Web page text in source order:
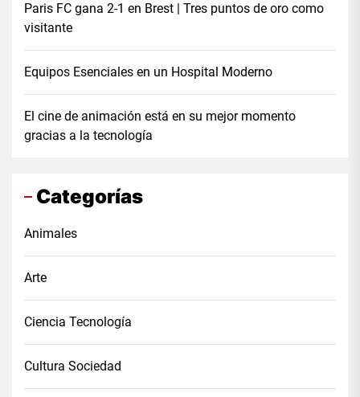
Paris FC gana 2-1 en Brest | Tres puntos de oro como
visitante
Equipos Esenciales en un Hospital Moderno
El cine de animación está en su mejor momento
gracias a la tecnología
Categorías
Animales
Arte
Ciencia Tecnología
Cultura Sociedad